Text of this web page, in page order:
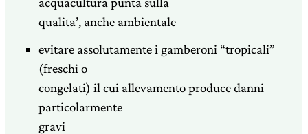
qualita’, anche ambientale
evitare assolutamente i gamberoni “tropicali”
(freschi o
congelati) il cui allevamento produce danni
particolarmente
gravi